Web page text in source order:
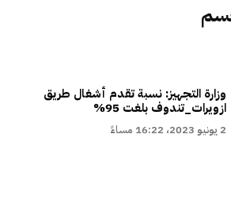
وزارة التجهيز: نسبة تقدم أشغال طريق
ازويرات_تندوف بلغت 95%
2 يونيو 2023، 16:22 مساءً